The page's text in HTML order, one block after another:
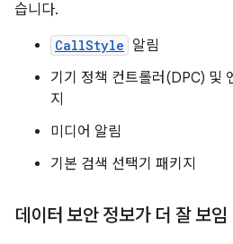
습니다.
CallStyle 알림
기기 정책 컨트롤러(DPC) 및
지
미디어 알림
기본 검색 선택기 패키지
데이터 보안 정보가 더 잘 보임